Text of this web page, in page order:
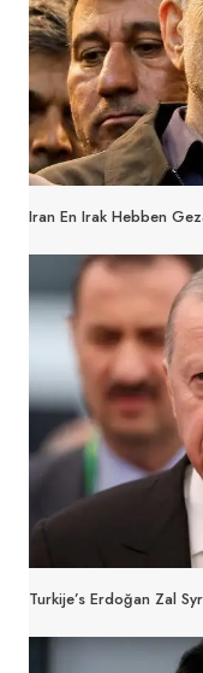
Iran En Irak Hebben
Turkije’s Erdoğan Zal